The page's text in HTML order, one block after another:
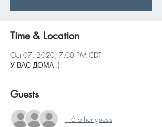
Time & Location
Oct 07, 2020, 7:00 PM CDT
У ВАС ДОМА :)
Guests
+ 6 other guests